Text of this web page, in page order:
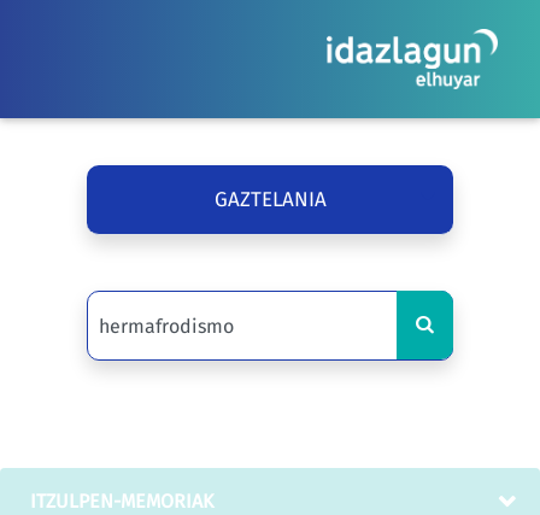
GAZTELANIA
ITZULPEN-MEMORIAK